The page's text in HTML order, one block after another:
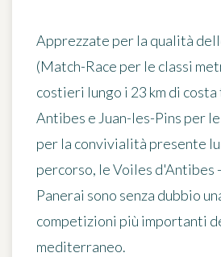
Apprezzate per la qualità
(Match-Race per le classi
costieri lungo i 23 km di
Antibes e Juan-les-Pins per
per la convivialità presente
percorso, le Voiles d'Antibes
Panerai sono senza dubbio
competizioni più importanti
mediterraneo.